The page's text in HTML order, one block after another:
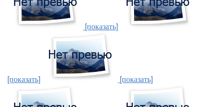
[показать]
[показать] [показать]